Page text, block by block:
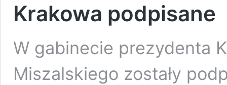
Krakowa podpisane
W gabinecie prezydenta
Miszalskiego zostały